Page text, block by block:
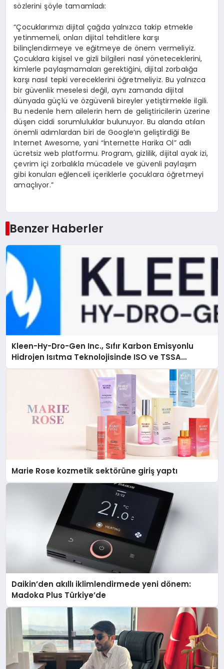
sözlerini şöyle tamamladı:
“Çocuklarımızı dijital çağda yalnızca takip etmekle
yetinmemeli, onları dijital tehditlere karşı
bilinçlendirmeye ve eğitmeye de önem vermeliyiz.
Çocuklara kişisel ve gizli bilgileri nasıl yöneteceklerini,
kimlerle paylaşmamaları gerektiğini, dijital zorbalığa
karşı nasıl tepki vereceklerini öğretmeliyiz. Bu yalnızca
bir güvenlik meselesi değil, aynı zamanda dijital
dünyada güçlü ve özgüvenli bireyler yetiştirmekle ilgili.
Bu nedenle hem ailelerin hem de geliştiricilerin üzerine
düşen ciddi sorumluluklar bulunuyor. Bu alanda atılan
önemli adımlardan biri de Google’ın geliştirdiği Be
Internet Awesome, yani “İnternette Harika Ol” adlı
ücretsiz web platformu. Program, gizlilik, dijital ayak izi,
çevrim içi zorbalıkla mücadele ve güvenli paylaşım
gibi konuları eğlenceli içeriklerle çocuklara öğretmeyi
amaçlıyor.”
Benzer Haberler
Kleen-Hy-Dro-Gen Inc., Sıfır Karbon Emisyonlu
Hidrojen Isıtma Teknolojisinde ISO ve TSSA
Düzenleyici Onaylarını Aldı
Marie Rose kozmetik sektörüne giriş yaptı
Daikin’den akıllı iklimlendirmede yeni dönem:
Madoka Plus Türkiye’de